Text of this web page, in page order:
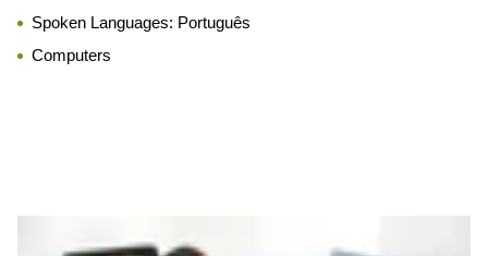
Spoken Languages: Português
Computers